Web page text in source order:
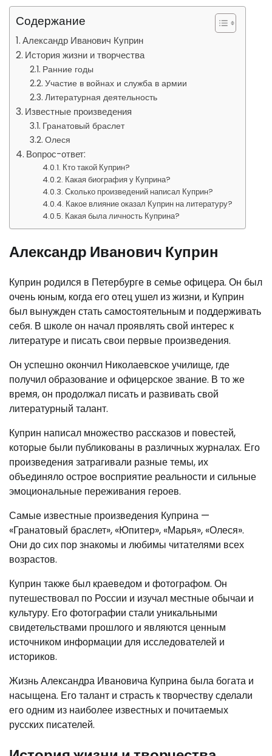
Содержание
Александр Иванович Куприн
История жизни и творчества
Ранние годы
Участие в войнах и служба в армии
Литературная деятельность
Известные произведения
Гранатовый браслет
Олеся
Вопрос-ответ:
Кто такой Куприн?
Какая биография у Куприна?
Сколько произведений написал Куприн?
Какое влияние оказал Куприн на литературу?
Какая была личность Куприна?
Александр Иванович Куприн
Куприн родился в Петербурге в семье офицера. Он был
очень юным, когда его отец ушел из жизни, и Куприн
был вынужден стать самостоятельным и поддерживать
себя. В школе он начал проявлять свой интерес к
литературе и писать свои первые произведения.
Он успешно окончил Николаевское училище, где
получил образование и офицерское звание. В то же
время, он продолжал писать и развивать свой
литературный талант.
Куприн написал множество рассказов и повестей,
которые были публикованы в различных журналах. Его
произведения затрагивали разные темы, их
объединяло острое восприятие реальности и сильные
эмоциональные переживания героев.
Самые известные произведения Куприна —
«Гранатовый браслет», «Юпитер», «Марья», «Олеся».
Они до сих пор знакомы и любимы читателями всех
возрастов.
Куприн также был краеведом и фотографом. Он
путешествовал по России и изучал местные обычаи и
культуру. Его фотографии стали уникальными
свидетельствами прошлого и являются ценным
источником информации для исследователей и
историков.
Жизнь Александра Ивановича Куприна была богата и
насыщена. Его талант и страсть к творчеству сделали
его одним из наиболее известных и почитаемых
русских писателей.